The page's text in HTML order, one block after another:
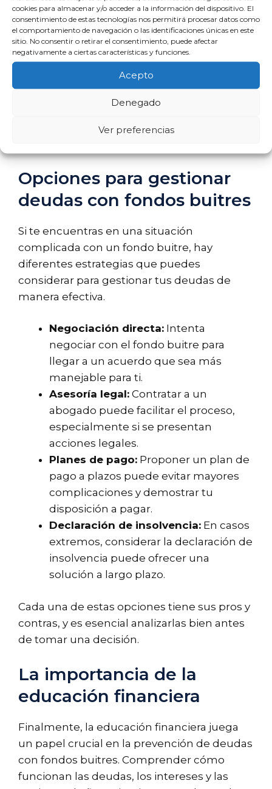
cookies para almacenar y/o acceder a la información del dispositivo. El
consentimiento de estas tecnologías nos permitirá procesar datos como
el comportamiento de navegación o las identificaciones únicas en este
sitio. No consentir o retirar el consentimiento, puede afectar
negativamente a ciertas características y funciones.
Acepto
Denegado
Ver preferencias
interrumpir, reiniciando el conteo.
Importancia de la información:
Conocer estos plazos puede ayudarte
a tomar decisiones más informadas
sobre cómo manejar tu deuda.
Siempre es recomendable consultar con un
abogado especializado para obtener
Opciones para gestionar
deudas con fondos buitres
Si te encuentras en una situación
complicada con un fondo buitre, hay
diferentes estrategias que puedes
considerar para gestionar tus deudas de
manera efectiva.
Negociación directa: Intenta
negociar con el fondo buitre para
llegar a un acuerdo que sea más
manejable para ti.
Asesoría legal: Contratar a un
abogado puede facilitar el proceso,
especialmente si se presentan
acciones legales.
Planes de pago: Proponer un plan de
pago a plazos puede evitar mayores
complicaciones y demostrar tu
disposición a pagar.
Declaración de insolvencia: En casos
extremos, considerar la declaración de
insolvencia puede ofrecer una
solución a largo plazo.
Cada una de estas opciones tiene sus pros y
contras, y es esencial analizarlas bien antes
de tomar una decisión.
La importancia de la
educación financiera
Finalmente, la educación financiera juega
un papel crucial en la prevención de deudas
con fondos buitres. Comprender cómo
funcionan las deudas, los intereses y las